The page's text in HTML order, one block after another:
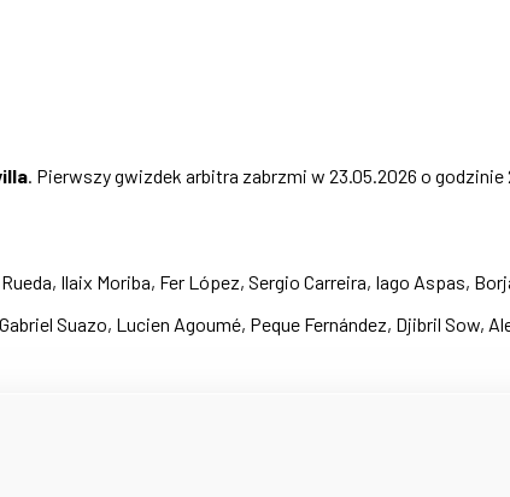
. Pierwszy gwizdek arbitra zabrzmi w 23.05.2026 o
Ilaix Moriba, Fer López, Sergio Carreira, Iago Aspas,
Suazo, Lucien Agoumé, Peque Fernández, Djibril Sow,